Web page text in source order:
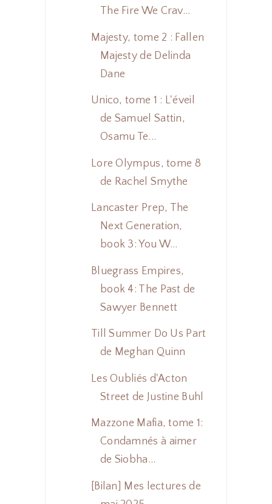
The Fire We Crav...
Majesty, tome 2 : Fallen
Majesty de Delinda
Dane
Unico, tome 1 : L'éveil
de Samuel Sattin,
Osamu Te...
Lore Olympus, tome 8
de Rachel Smythe
Lancaster Prep, The
Next Generation,
book 3: You W...
Bluegrass Empires,
book 4: The Past de
Sawyer Bennett
Till Summer Do Us Part
de Meghan Quinn
Les Oubliés d'Acton
Street de Justine Buhl
Mazzone Mafia, tome 1:
Condamnés à aimer
de Siobha...
[Bilan] Mes lectures de